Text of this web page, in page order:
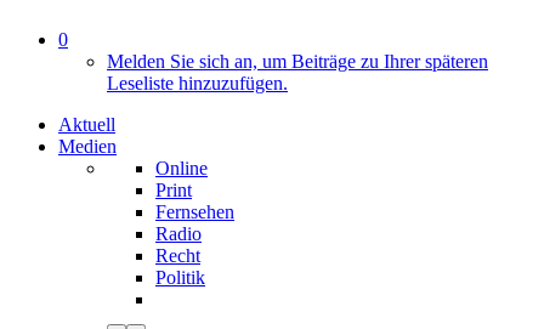
0
Melden Sie sich an, um Beiträge zu Ihrer späteren
Leseliste hinzuzufügen.
Aktuell
Medien
Online
Print
Fernsehen
Radio
Recht
Politik